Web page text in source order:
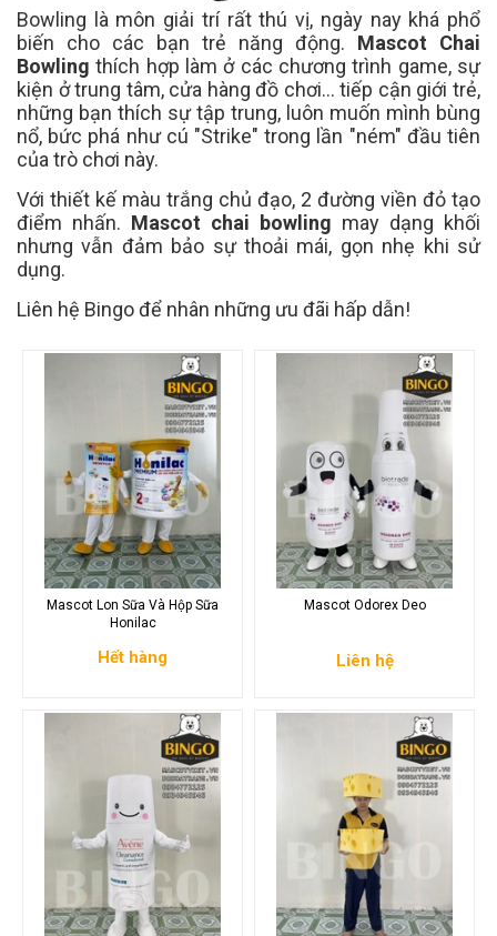
Bowling là môn giải trí rất thú vị, ngày nay khá phổ
biến cho các bạn trẻ năng động. Mascot Chai
Bowling thích hợp làm ở các chương trình game, sự
kiện ở trung tâm, cửa hàng đồ chơi... tiếp cận giới trẻ,
những bạn thích sự tập trung, luôn muốn mình bùng
nổ, bức phá như cú "Strike" trong lần "ném" đầu tiên
của trò chơi này.
Với thiết kế màu trắng chủ đạo, 2 đường viền đỏ tạo
điểm nhấn. Mascot chai bowling may dạng khối
nhưng vẫn đảm bảo sự thoải mái, gọn nhẹ khi sử
dụng.
Liên hệ Bingo để nhân những ưu đãi hấp dẫn!
Mascot Lon Sữa Và Hộp Sữa
Honilac
Hết hàng
Mascot Odorex Deo
Liên hệ